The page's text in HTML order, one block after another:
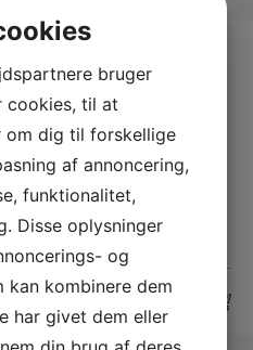
KRAFTTOP KORT 3/4″ X
2″ 6KT.
Længde: 68mm
395,00 DKK
bruger
cookies, til at
om dig til forskellige
af annoncering,
funktionalitet,
Disse oplysninger
og
kan kombinere dem
har givet dem eller